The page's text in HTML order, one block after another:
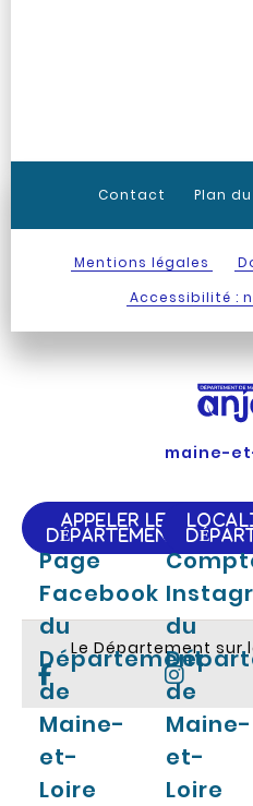
Contact Plan
Mentions légales
Accessibilité :
maine-
APPELER LE
DÉPARTEMENT
Le Département sur
Page
Facebook
du
Département
de
Maine-
et-
Loire
du
de
Maine-
et-
Loire